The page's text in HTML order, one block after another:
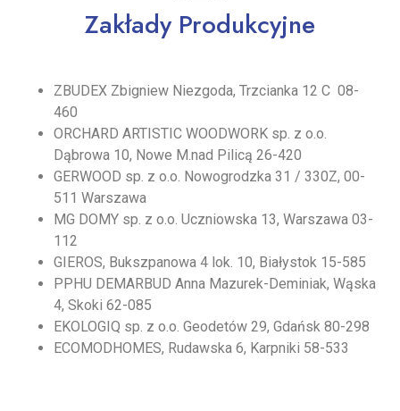
Zakłady Produkcyjne
ZBUDEX Zbigniew Niezgoda, Trzcianka 12 C 08-
460
ORCHARD ARTISTIC WOODWORK sp. z o.o.
Dąbrowa 10, Nowe M.nad Pilicą 26-420
GERWOOD sp. z o.o. Nowogrodzka 31 / 330Z, 00-
511 Warszawa
MG DOMY sp. z o.o. Uczniowska 13, Warszawa 03-
112
GIEROS, Bukszpanowa 4 lok. 10, Białystok 15-585
PPHU DEMARBUD Anna Mazurek-Deminiak, Wąska
4, Skoki 62-085
EKOLOGIQ sp. z o.o. Geodetów 29, Gdańsk 80-298
ECOMODHOMES, Rudawska 6, Karpniki 58-533